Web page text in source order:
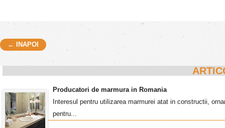
Post navigation
← INAPOI
Producatori de marmura in Romania
Interesul pentru utilizarea marmurei atat in constructii,
pentru...